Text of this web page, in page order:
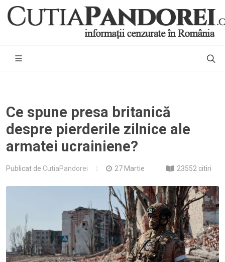
Ce spune presa britanică
despre pierderile zilnice ale
armatei ucrainiene?
Publicat de CutiaPandorei 27 Martie 23552 citiri